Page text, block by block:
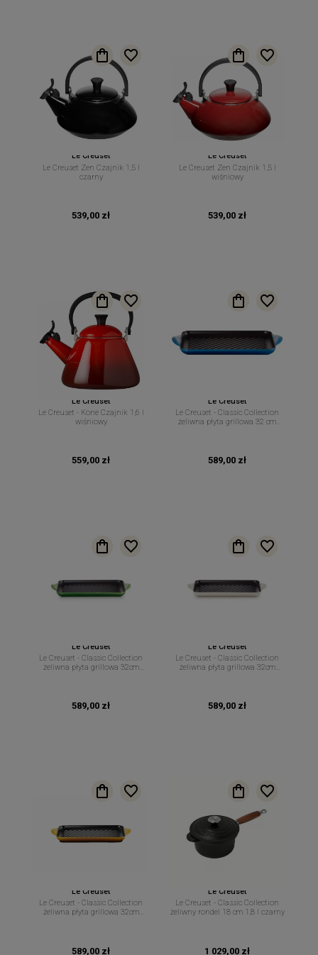
Le Creuset
Le Creuset Zen Czajnik 1,5 l
czarny
539,00 zł
Le Creuset
Le Creuset Zen Czajnik 1,5 l
wiśniowy
539,00 zł
Le Creuset
Le Creuset - Kone Czajnik 1,6 l
wiśniowy
559,00 zł
Le Creuset
Le Creuset - Classic Collection
żeliwna płyta grillowa 32 cm
589,00 zł
Le Creuset
Le Creuset - Classic Collection
żeliwna płyta grillowa 32cm
589,00 zł
Le Creuset
Le Creuset - Classic Collection
żeliwna płyta grillowa 32cm
589,00 zł
Le Creuset
Le Creuset - Classic Collection
żeliwna płyta grillowa 32cm
589,00 zł
Le Creuset
Le Creuset - Classic Collection
żeliwny rondel 18 cm 1,8 l czarny
1 029,00 zł